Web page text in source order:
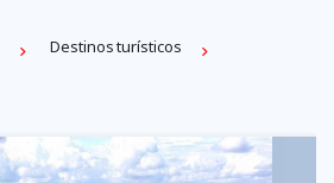
Destinos turísticos